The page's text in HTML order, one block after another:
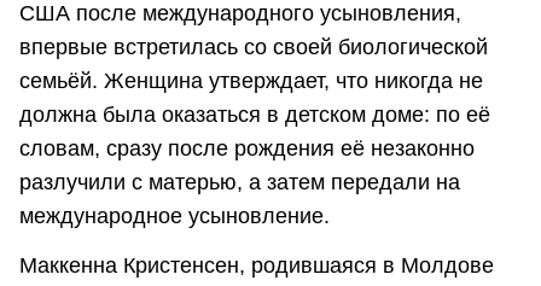
США после международного усыновления,
впервые встретилась со своей биологической
семьёй. Женщина утверждает, что никогда не
должна была оказаться в детском доме: по её
словам, сразу после рождения её незаконно
разлучили с матерью, а затем передали на
международное усыновление.
Маккенна Кристенсен, родившаяся в Молдове